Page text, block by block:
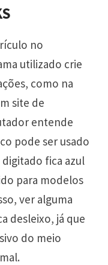
no
utilizado crie
como na
site de
entende
pode ser usado
digitado fica azul
para modelos
ver alguma
desleixo, já que
do meio